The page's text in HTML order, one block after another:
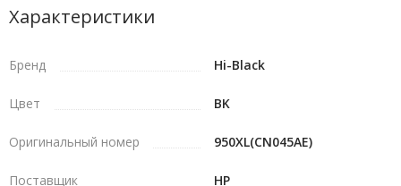
Характеристики
Бренд Hi-Black
Цвет BK
Оригинальный номер 950XL(CN045AE)
Поставщик HP